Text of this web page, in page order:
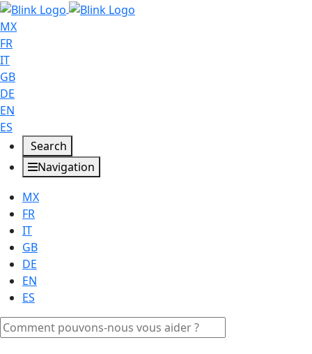
MX
FR
IT
GB
DE
EN
ES
Search
Navigation
MX
FR
IT
GB
DE
EN
ES